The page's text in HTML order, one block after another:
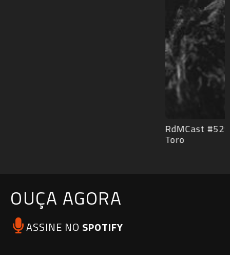
RdMCast #529 – Frankenstein de Guillermo del
OUÇA AGORA
ASSINE NO SPOTIFY